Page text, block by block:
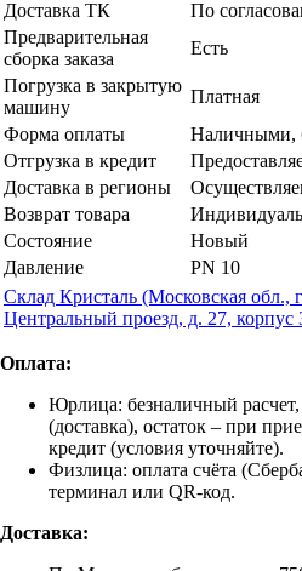
Доставка ТК
По
Предварительная
сборка заказа
Есть
Погрузка в закрытую
машину
Платная
Форма оплаты
Наличными,
Отгрузка в кредит
Доставка в регионы
Возврат товара
Состояние
Новый
Давление
PN 10
Склад Кристаль (Московская обл.,
Центральный проезд, д. 27,
Оплата:
Юрлица: безналичный расчет,
(доставка), остаток – при
кредит (условия уточняйте).
Физлица: оплата счёта
терминал или QR-код.
Доставка: